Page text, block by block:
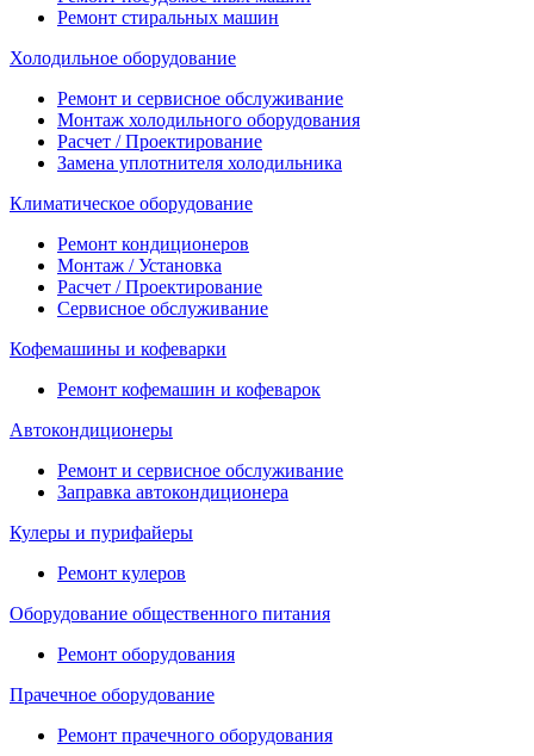
Ремонт стиральных машин
Холодильное оборудование
Ремонт и сервисное обслуживание
Монтаж холодильного оборудования
Расчет / Проектирование
Замена уплотнителя холодильника
Климатическое оборудование
Ремонт кондиционеров
Монтаж / Установка
Расчет / Проектирование
Сервисное обслуживание
Кофемашины и кофеварки
Ремонт кофемашин и кофеварок
Автокондиционеры
Ремонт и сервисное обслуживание
Заправка автокондиционера
Кулеры и пурифайеры
Ремонт кулеров
Оборудование общественного питания
Ремонт оборудования
Прачечное оборудование
Ремонт прачечного оборудования